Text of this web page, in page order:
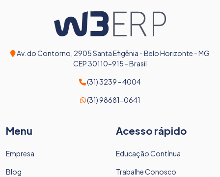
Av. do Contorno, 2905 Santa Efigênia - Belo Horizonte - MG
CEP 30110-915 - Brasil
(31) 3239 - 4004
(31) 98681-0641
Menu
Empresa
Blog
Acesso rápido
Educação Contínua
Trabalhe Conosco